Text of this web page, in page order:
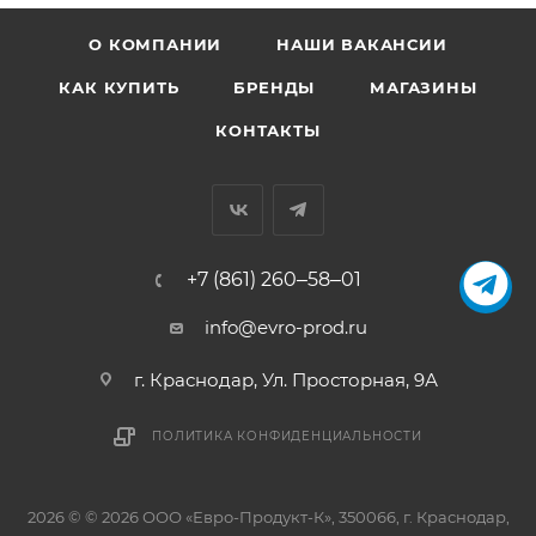
О КОМПАНИИ НАШИ ВАКАНСИИ
КАК КУПИТЬ БРЕНДЫ МАГАЗИНЫ
КОНТАКТЫ
+7 (861) 260‒58‒01
info@evro-prod.ru
г. Краснодар, ​Ул. Просторная, 9А
ПОЛИТИКА КОНФИДЕНЦИАЛЬНОСТИ
2026 © © 2026 ООО «Евро-Продукт-К», 350066, г. Краснодар,